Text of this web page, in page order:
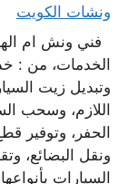
ونشات الكويت
فني ونش ام
الخدمات، من :
وتبديل زيت
اللازم، وسحب
الحفر، وتوفير
ونقل البضائع،
السيارات